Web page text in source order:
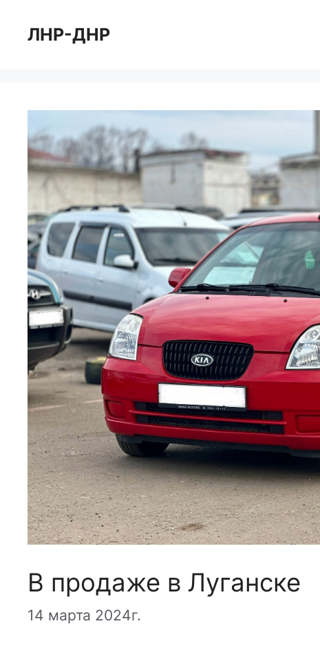
содержимому
ЛНР-ДНР
В продаже в Луганске
14 марта 2024г.